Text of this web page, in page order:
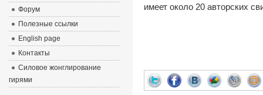
имеет около 20 авторских
Форум
Полезные ссылки
English page
Контакты
Силовое жонглирование
гирями